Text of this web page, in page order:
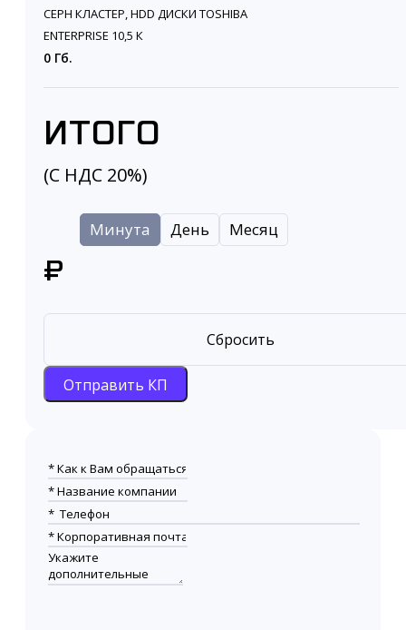
CEPH КЛАСТЕР, HDD ДИСКИ TOSHIBA
ENTERPRISE 10,5 К
0 Гб.
ИТОГО
(С НДС 20%)
Минута День Месяц
₽
Сбросить
Отправить КП